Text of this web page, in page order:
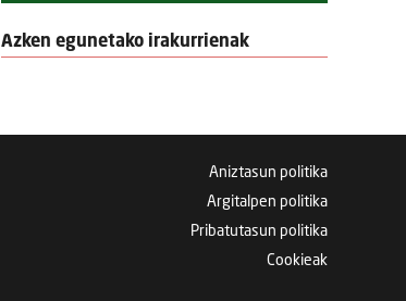
Azken egunetako irakurrienak
Aniztasun politika
Argitalpen politika
Pribatutasun politika
Cookieak